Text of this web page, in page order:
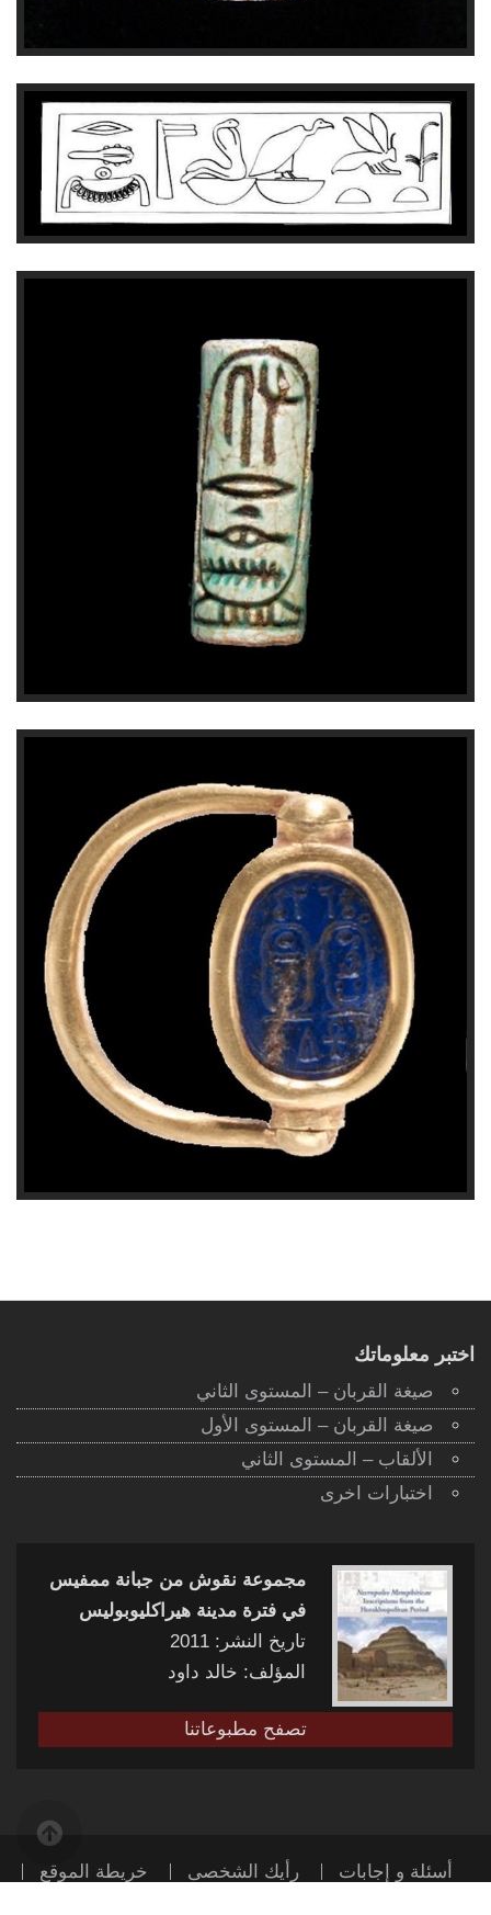
اختبر معلوماتك
صيغة القربان – المستوى الثاني
صيغة القربان – المستوى الأول
الألقاب – المستوى الثاني
اختبارات اخرى
مجموعة نقوش من جبانة ممفيس
في فترة مدينة هيراكليوبوليس
تاريخ النشر: 2011
المؤلف: خالد داود
تصفح مطبوعاتنا
أسئلة و إجابات رأيك الشخصى
خريطة الموقع